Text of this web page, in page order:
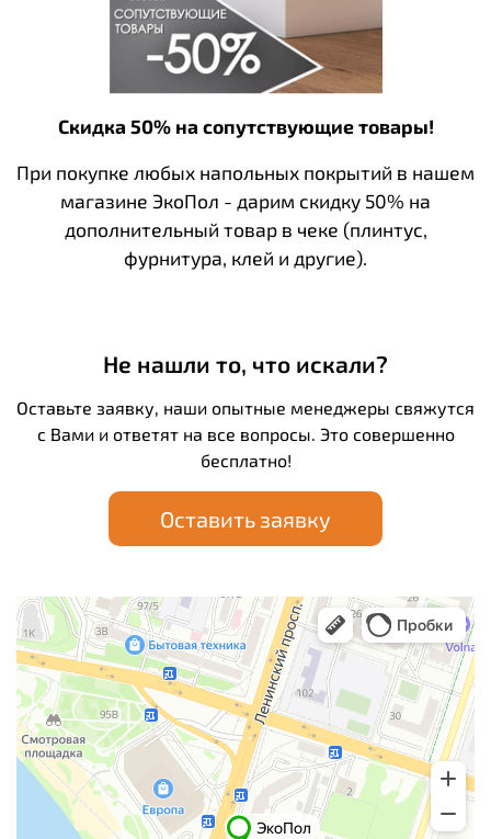
Скидка 50% на сопутствующие товары!
При покупке любых напольных покрытий в нашем
магазине ЭкоПол - дарим скидку 50% на
дополнительный товар в чеке (плинтус,
фурнитура, клей и другие).
Не нашли то, что искали?
Оставьте заявку, наши опытные менеджеры свяжутся
с Вами и ответят на все вопросы. Это совершенно
бесплатно!
Оставить заявку